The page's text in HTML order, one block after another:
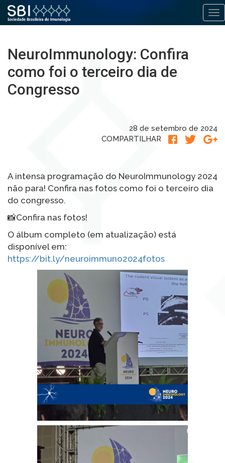
o
NeuroImmunology: Confira
como foi o terceiro dia de
Congresso
28 de setembro de 2024
COMPARTILHAR
A intensa programação do NeuroImmunology 2024
não para! Confira nas fotos como foi o terceiro dia
do congresso.
📸Confira nas fotos!
O álbum completo (em atualização) está
disponível em:
https://bit.ly/neuroimmuno2024fotos